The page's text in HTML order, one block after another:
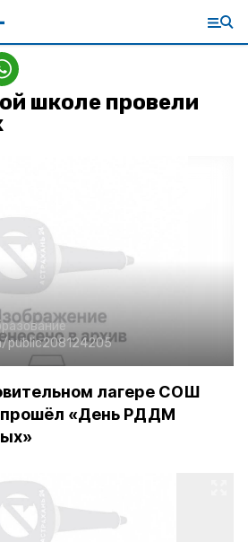
школе провели
public208124205
лагере СОШ
«День РДДМ